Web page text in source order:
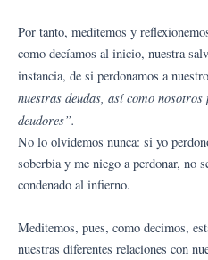
Por tanto, meditemos y
como decíamos al inicio, nuestra
instancia, de si perdonamos a
nuestras deudas, así como
deudores”.
No lo olvidemos nunca: si yo
soberbia y me niego a perdonar, no
condenado al infierno.
Meditemos, pues, como decimos,
nuestras diferentes relaciones con